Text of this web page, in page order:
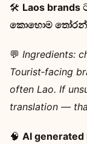
🛠️ Laos
කොහොම
💬 Ingredients:
Tourist‑facing
often Lao. If
translation —
🧠 AI